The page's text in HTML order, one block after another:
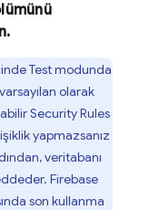
Test modunda
olarak
Security Rules
yapmazsanız
veritabanı
Firebase
son kullanma